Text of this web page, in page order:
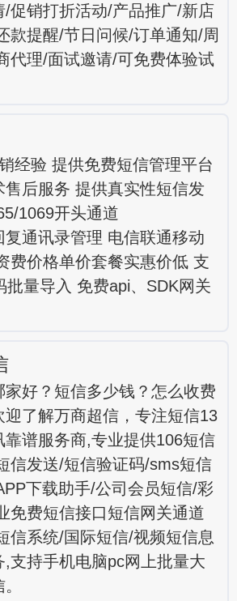
/促销打折活动/产品推广/新店
款提醒/节日问候/订单通知/周
代理/面试邀请/可免费体验试
经验 提供免费短信管理平台
售后服务 提供真实性短信发
1069开头通道
复通讯录管理 电信联通移动
费价格单价套餐实惠价低 支
批量导入 免费api、SDK网关
家好？短信多少钱？怎么收费
迎了解万商超信，专注短信13
靠谱服务商,专业提供106短信
信发送/短信验证码/sms短信
下载助手/公司会员短信/彩
免费短信接口短信网关通道
信系统/国际短信/视频短信息
支持手机电脑pc网上批量大